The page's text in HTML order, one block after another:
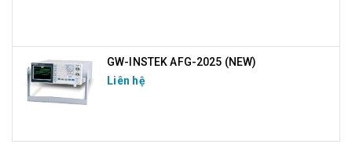
GW-INSTEK AFG-2025 (NEW)
Liên hệ